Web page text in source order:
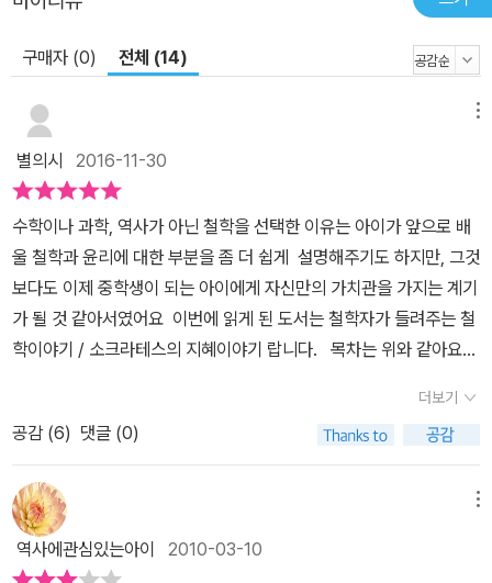
구매자 (0) 전체 (14)
별의시 2016-11-30
수학이나 과학, 역사가 아닌 철학을 선택한 이유는 아이가 앞으로 배
울 철학과 윤리에 대한 부분을 좀 더 쉽게 설명해주기도 하지만, 그것
보다도 이제 중학생이 되는 아이에게 자신만의 가치관을 가지는 계기
가 될 것 같아서였어요 이번에 읽게 된 도서는 철학자가 들려주는 철
학이야기 / 소크라테스의 지혜이야기 랍니다. 목차는 위와 같아요
만, 바다 밑에는 많은 동물들과 식물들이 살고 있는 풍요로운 곳이랍
니다. 이 곳에 살고 있는 많은 물속 식구들은 상어대장 카이레폰의 보
호아래, 모르는게 없는 거북할멈 피테이아에게 자문을 구하며 평화롭
게 살고 있었답니다. 어느 날 한번씩 저 멀리 다른 철학이라는 세상에
사는 큰 고래 탈레스와 그의 제자들이 아고라의 하늘 위를 지나가지
만, 그들이 찾는다는 로고스 라는 것이 무엇인지 할멈이 설명해줄수
더보기
공감 (6) 댓글 (0)
역사에관심있는아이 2010-03-10